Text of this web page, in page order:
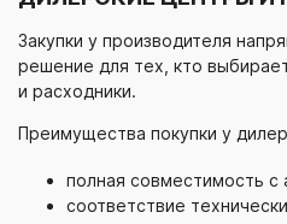
Закупки у производителя
решение для тех, кто
и расходники.
Преимущества покупки у
полная совместимость с
соответствие